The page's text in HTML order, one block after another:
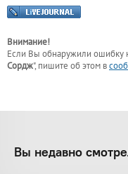
Внимание!
Если Вы обнаружили ошибку
Сордж", пишите об этом в
Вы недавно